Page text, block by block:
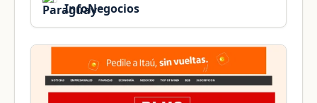
InfoNegocios